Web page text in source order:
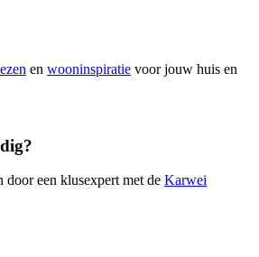
en wooninspiratie voor jouw huis en
een klusexpert met de Karwei